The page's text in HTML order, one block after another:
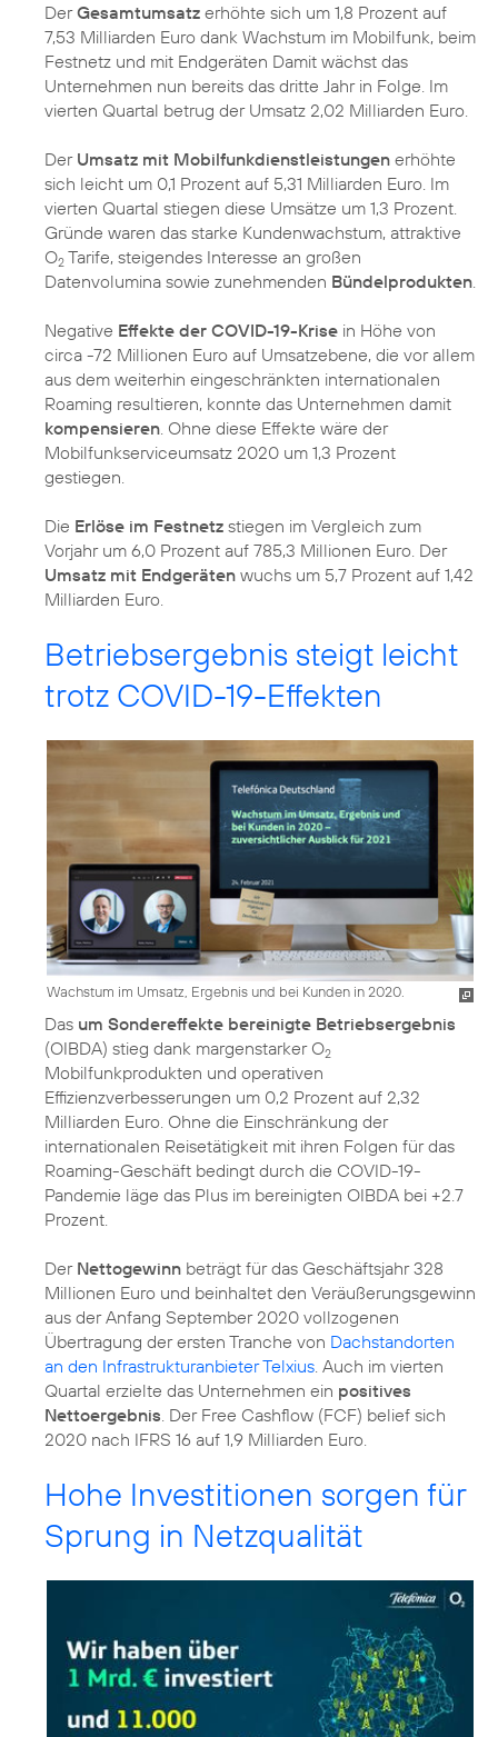
DerGesamtumsatz erhöhte sich um 1,8 Prozent auf
7,53 Milliarden Euro dank Wachstum im Mobilfunk, beim
Festnetz und mit Endgeräten Damit wächst das
Unternehmen nun bereits das dritte Jahr in Folge. Im
vierten Quartal betrug der Umsatz 2,02 Milliarden Euro.
Der Umsatz mit Mobilfunkdienstleistungen erhöhte
sich leicht um 0,1 Prozent auf 5,31 Milliarden Euro. Im
vierten Quartal stiegen diese Umsätze um 1,3 Prozent.
Gründe waren das starke Kundenwachstum, attraktive
O2 Tarife, steigendes Interesse an großen
Datenvolumina sowie zunehmenden Bündelprodukten.
Negative Effekte der COVID-19-Krise in Höhe von
circa -72 Millionen Euro auf Umsatzebene, die vor allem
aus dem weiterhin eingeschränkten internationalen
Roaming resultieren, konnte das Unternehmen damit
kompensieren. Ohne diese Effekte wäre der
Mobilfunkserviceumsatz 2020 um 1,3 Prozent
gestiegen.
Die Erlöse im Festnetz stiegen im Vergleich zum
Vorjahr um 6,0 Prozent auf 785,3 Millionen Euro. Der
Umsatz mit Endgeräten wuchs um 5,7 Prozent auf 1,42
Milliarden Euro.
Betriebsergebnis steigt leicht
trotz COVID-19-Effekten
Wachstum im Umsatz, Ergebnis und bei Kunden in 2020.
Das um Sondereffekte bereinigte Betriebsergebnis
(OIBDA) stieg dank margenstarker O2
Mobilfunkprodukten und operativen
Effizienzverbesserungen um 0,2 Prozent auf 2,32
Milliarden Euro. Ohne die Einschränkung der
internationalen Reisetätigkeit mit ihren Folgen für das
Roaming-Geschäft bedingt durch die COVID-19-
Pandemie läge das Plus im bereinigten OIBDA bei +2.7
Prozent.
Der Nettogewinn beträgt für das Geschäftsjahr 328
Millionen Euro und beinhaltet den Veräußerungsgewinn
aus der Anfang September 2020 vollzogenen
Übertragung der ersten Tranche von Dachstandorten
an den Infrastrukturanbieter Telxius . Auch im vierten
Quartal erzielte das Unternehmen ein positives
Nettoergebnis . Der Free Cashflow (FCF) belief sich
2020 nach IFRS 16 auf 1,9 Milliarden Euro.
Hohe Investitionen sorgen für
Sprung in Netzqualität